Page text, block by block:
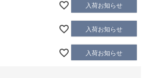
入荷お知らせ
入荷お知らせ
入荷お知らせ